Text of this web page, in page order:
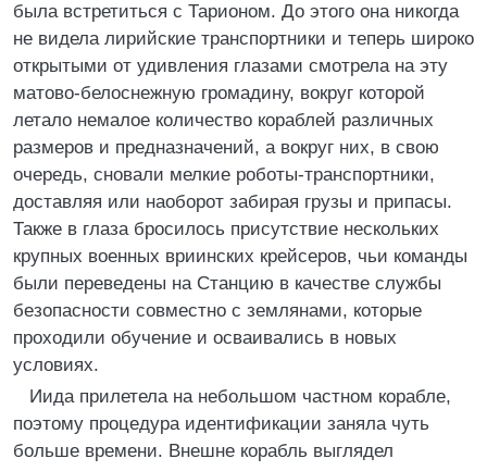
была встретиться с Тарионом. До этого она никогда
не видела лирийские транспортники и теперь широко
открытыми от удивления глазами смотрела на эту
матово-белоснежную громадину, вокруг которой
летало немалое количество кораблей различных
размеров и предназначений, а вокруг них, в свою
очередь, сновали мелкие роботы-транспортники,
доставляя или наоборот забирая грузы и припасы.
Также в глаза бросилось присутствие нескольких
крупных военных вриинских крейсеров, чьи команды
были переведены на Станцию в качестве службы
безопасности совместно с землянами, которые
проходили обучение и осваивались в новых
условиях.
Иида прилетела на небольшом частном корабле,
поэтому процедура идентификации заняла чуть
больше времени. Внешне корабль выглядел